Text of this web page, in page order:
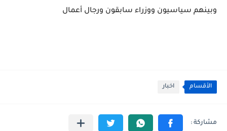
وبينهم سياسيون ووزراء سابقون ورجال أعمال
الأقسام اخبار